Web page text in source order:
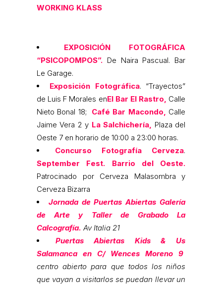
WORKING KLASS
EXPOSICIÓN FOTOGRÁFICA
“PSICOPOMPOS”. De Naira Pascual. Bar
Le Garage.
Exposición Fotográfica. “Trayectos”
de Luis F Morales enEl Bar El Rastro, Calle
Nieto Bonal 18;
Café Bar Macondo,
Calle
Jaime Vera 2 y La Salchichería,
Plaza del
Oeste 7 en horario de 10:00 a 23:00 horas.
Concurso Fotografía Cerveza.
September Fest. Barrio del Oeste.
Patrocinado por Cerveza Malasombra y
Cerveza Bizarra
Jornada de Puertas Abiertas Galería
de Arte y Taller de Grabado La
Calcografía. Av Italia 21
Puertas Abiertas Kids & Us
Salamanca en C/ Wences Moreno 9
centro abierto para que todos los niños
que vayan a visitarlos se puedan llevar un